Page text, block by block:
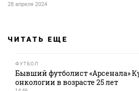
28 апреля 2024
ЧИТАТЬ ЕЩЕ
ФУТБОЛ
Бывший футболист «Арсенала»
онкологии в возрасте 25 лет